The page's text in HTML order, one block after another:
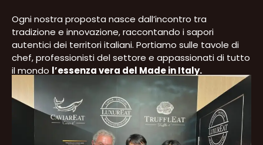
Ogni nostra proposta nasce dall’incontro tra
tradizione e innovazione, raccontando i sapori
autentici dei territori italiani. Portiamo sulle tavole di
chef, professionisti del settore e appassionati di tutto
il mondo l’essenza vera del Made in Italy.